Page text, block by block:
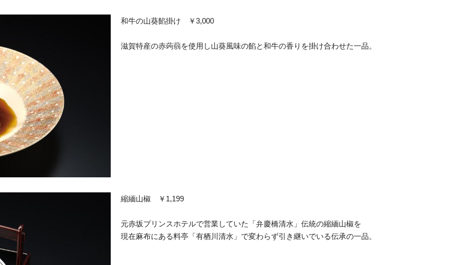
和牛の山葵餡掛け ￥3,000
滋賀特産の赤蒟蒻を使用し山葵風味の餡と和牛の香りを掛け合わせた一品。
縮緬山椒 ￥1,199
元赤坂プリンスホテルで営業していた「弁慶橋清水」伝統の縮緬山椒を
現在麻布にある料亭「有栖川清水」で変わらず引き継いでいる伝承の一品。